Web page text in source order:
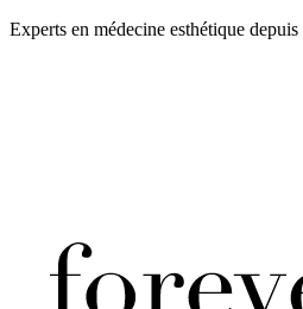
Aller
Experts en médecine esthétique